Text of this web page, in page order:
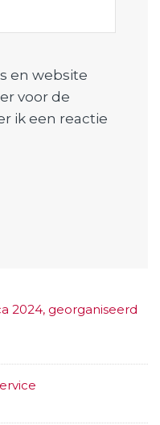
en website
voor de
ik een reactie
2024, georganiseerd